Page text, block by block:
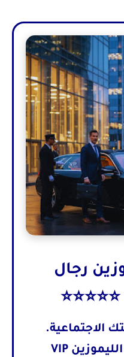
رجال
الاجتماعية.
نقدم أرقى خدمات الليموزين VIP